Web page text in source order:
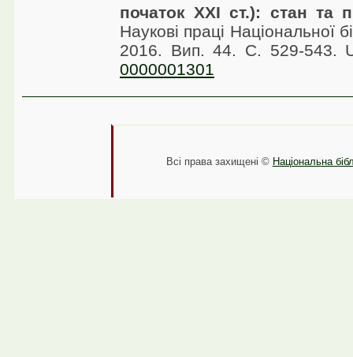
початок XXI ст.): стан та
Наукові праці Національної
2016. Вип. 44. С. 529-543.
0000001301
Всі права захищені © Національна